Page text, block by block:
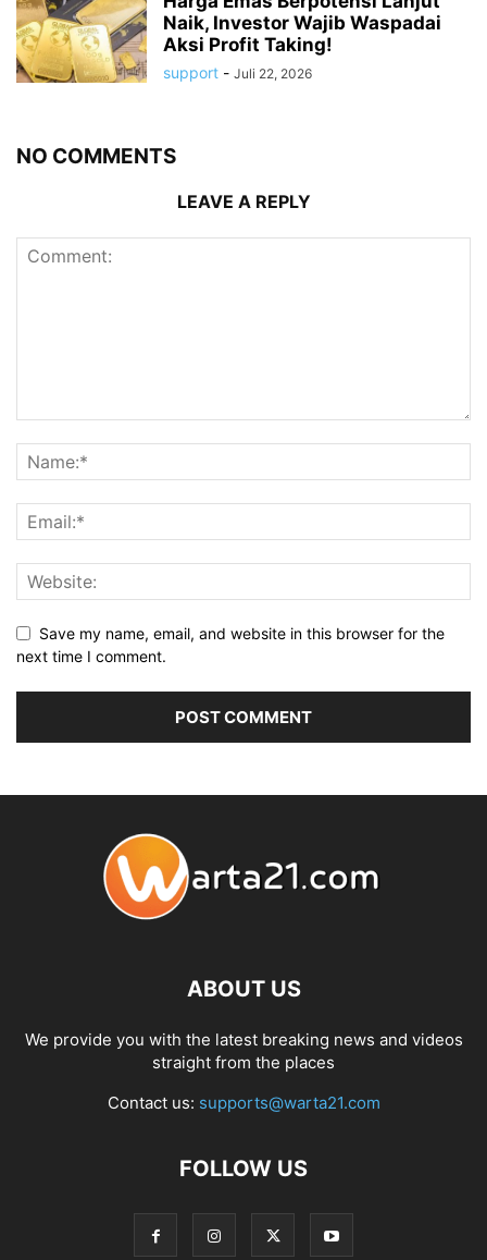
Naik, Investor Wajib Waspadai
Aksi Profit Taking!
support - Juli 22, 2026
NO COMMENTS
LEAVE A REPLY
Save my name, email, and website in this browser for the
next time I comment.
ABOUT US
We provide you with the latest breaking news and videos
straight from the places
Contact us: supports@warta21.com
FOLLOW US